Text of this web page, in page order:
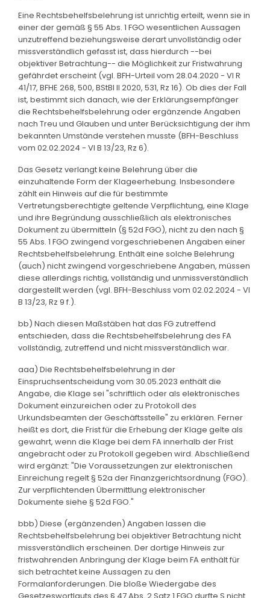
Eine Rechtsbehelfsbelehrung ist unrichtig erteilt, wenn sie in
einer der gemäß § 55 Abs. 1 FGO wesentlichen Aussagen
unzutreffend beziehungsweise derart unvollständig oder
missverständlich gefasst ist, dass hierdurch --bei
objektiver Betrachtung-- die Möglichkeit zur Fristwahrung
gefährdet erscheint (vgl. BFH-Urteil vom 28.04.2020 - VI R
41/17, BFHE 268, 500, BStBl II 2020, 531, Rz 16). Ob dies der Fall
ist, bestimmt sich danach, wie der Erklärungsempfänger
die Rechtsbehelfsbelehrung oder ergänzende Angaben
nach Treu und Glauben und unter Berücksichtigung der ihm
bekannten Umstände verstehen musste (BFH-Beschluss
vom 02.02.2024 - VI B 13/23, Rz 6).
Das Gesetz verlangt keine Belehrung über die
einzuhaltende Form der Klageerhebung. Insbesondere
zählt ein Hinweis auf die für bestimmte
Vertretungsberechtigte geltende Verpflichtung, eine Klage
und ihre Begründung ausschließlich als elektronisches
Dokument zu übermitteln (§ 52d FGO), nicht zu den nach §
55 Abs. 1 FGO zwingend vorgeschriebenen Angaben einer
Rechtsbehelfsbelehrung. Enthält eine solche Belehrung
(auch) nicht zwingend vorgeschriebene Angaben, müssen
diese allerdings richtig, vollständig und unmissverständlich
dargestellt werden (vgl. BFH-Beschluss vom 02.02.2024 - VI
B 13/23, Rz 9 f.).
bb) Nach diesen Maßstäben hat das FG zutreffend
entschieden, dass die Rechtsbehelfsbelehrung des FA
vollständig, zutreffend und nicht missverständlich war.
aaa) Die Rechtsbehelfsbelehrung in der
Einspruchsentscheidung vom 30.05.2023 enthält die
Angabe, die Klage sei "schriftlich oder als elektronisches
Dokument einzureichen oder zu Protokoll des
Urkundsbeamten der Geschäftsstelle" zu erklären. Ferner
heißt es dort, die Frist für die Erhebung der Klage gelte als
gewahrt, wenn die Klage bei dem FA innerhalb der Frist
angebracht oder zu Protokoll gegeben wird. Abschließend
wird ergänzt: "Die Voraussetzungen zur elektronischen
Einreichung regelt § 52a der Finanzgerichtsordnung (FGO).
Zur verpflichtenden Übermittlung elektronischer
Dokumente siehe § 52d FGO."
bbb) Diese (ergänzenden) Angaben lassen die
Rechtsbehelfsbelehrung bei objektiver Betrachtung nicht
missverständlich erscheinen. Der dortige Hinweis zur
fristwahrenden Anbringung der Klage beim FA enthält für
sich betrachtet keine Aussagen zu den
Formalanforderungen. Die bloße Wiedergabe des